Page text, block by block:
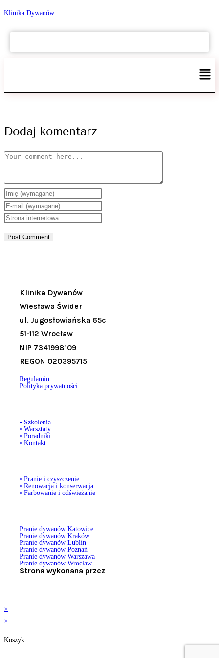
Klinika Dywanów
Dodaj komentarz
Klinika Dywanów
Wiesława Świder
ul. Jugosłowiańska 65c
51-112 Wrocław
NIP 7341998109
REGON 020395715
Regulamin
Polityka prywatności
• Szkolenia
• Warsztaty
• Poradniki
• Kontakt
• Pranie i czyszczenie
• Renowacja i konserwacja
• Farbowanie i odświeżanie
Pranie dywanów Katowice
Pranie dywanów Kraków
Pranie dywanów Lublin
Pranie dywanów Poznań
Pranie dywanów Warszawa
Pranie dywanów Wrocław
Strona wykonana przez
×
×
Koszyk